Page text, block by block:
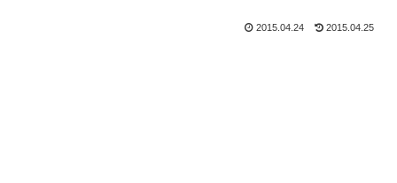
2015.04.24 2015.04.25